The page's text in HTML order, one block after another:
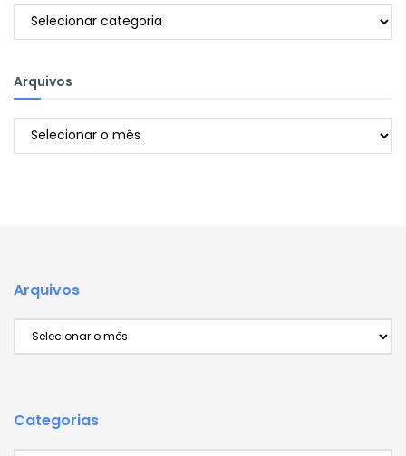
Categorias
Arquivos
Arquivos
Arquivos
Categorias